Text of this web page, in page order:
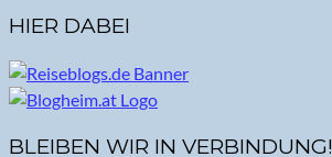
HIER DABEI
BLEIBEN WIR IN VERBINDUNG!